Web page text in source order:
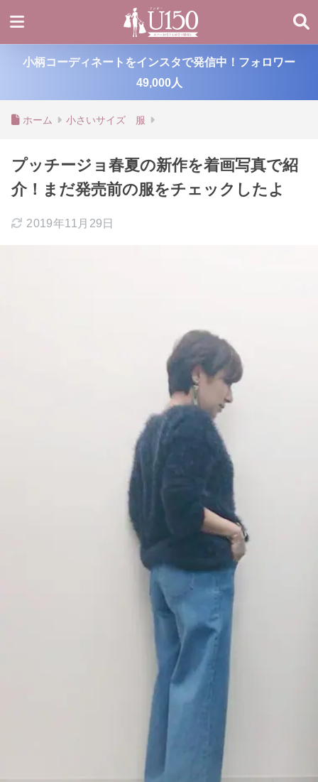
小柄コーディネートをインスタで発信中！フォロワー
49,000人
ホーム 小さいサイズ 服
プッチージョ春夏の新作を着画写真で紹
介！まだ発売前の服をチェックしたよ
2019年11月29日